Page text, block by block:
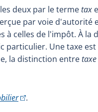
deux par le termetax
par voie d'autorité
à celles de l'impôt. À la
particulier. Une taxe
la distinction entretaxe
(Cet hyperlien externe
.